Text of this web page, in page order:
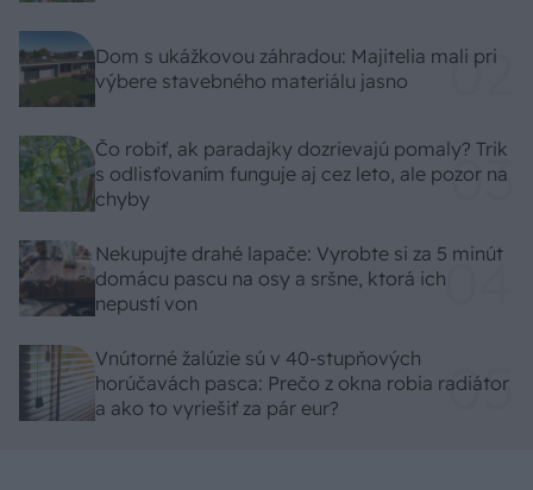
Dom s ukážkovou záhradou: Majitelia mali pri
výbere stavebného materiálu jasno
Čo robiť, ak paradajky dozrievajú pomaly? Trik
s odlisťovaním funguje aj cez leto, ale pozor na
chyby
Nekupujte drahé lapače: Vyrobte si za 5 minút
domácu pascu na osy a sršne, ktorá ich
nepustí von
Vnútorné žalúzie sú v 40-stupňových
horúčavách pasca: Prečo z okna robia radiátor
a ako to vyriešiť za pár eur?